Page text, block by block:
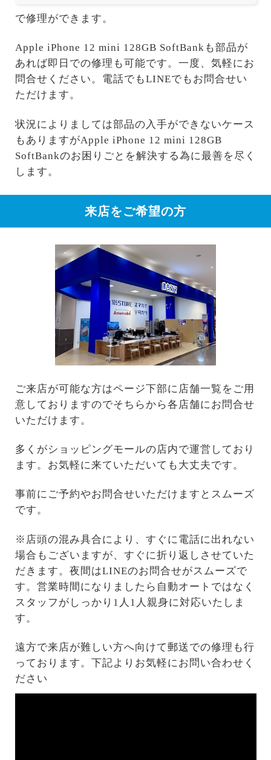
で修理ができます。
Apple iPhone 12 mini 128GB SoftBankも部品が
あれば即日での修理も可能です。一度、気軽にお
問合せください。電話でもLINEでもお問合せい
ただけます。
状況によりましては部品の入手ができないケース
もありますがApple iPhone 12 mini 128GB
SoftBankのお困りごとを解決する為に最善を尽く
します。
来店をご希望の方
ご来店が可能な方はページ下部に店舗一覧をご用
意しておりますのでそちらから各店舗にお問合せ
いただけます。
多くがショッピングモールの店内で運営しており
ます。お気軽に来ていただいても大丈夫です。
事前にご予約やお問合せいただけますとスムーズ
です。
※店頭の混み具合により、すぐに電話に出れない
場合もございますが、すぐに折り返しさせていた
だきます。夜間はLINEのお問合せがスムーズで
す。営業時間になりましたら自動オートではなく
スタッフがしっかり1人1人親身に対応いたしま
す。
遠方で来店が難しい方へ向けて郵送での修理も行
っております。下記よりお気軽にお問い合わせく
ださい